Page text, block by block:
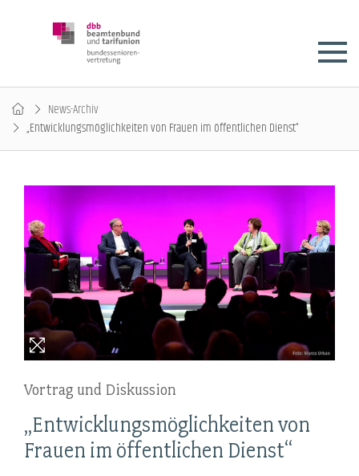
News-Archiv
„Entwicklungsmöglichkeiten von Frauen im öffentlichen Dienst“
Vortrag und Diskussion
„Entwicklungsmöglichkeiten von
Frauen im öffentlichen Dienst“